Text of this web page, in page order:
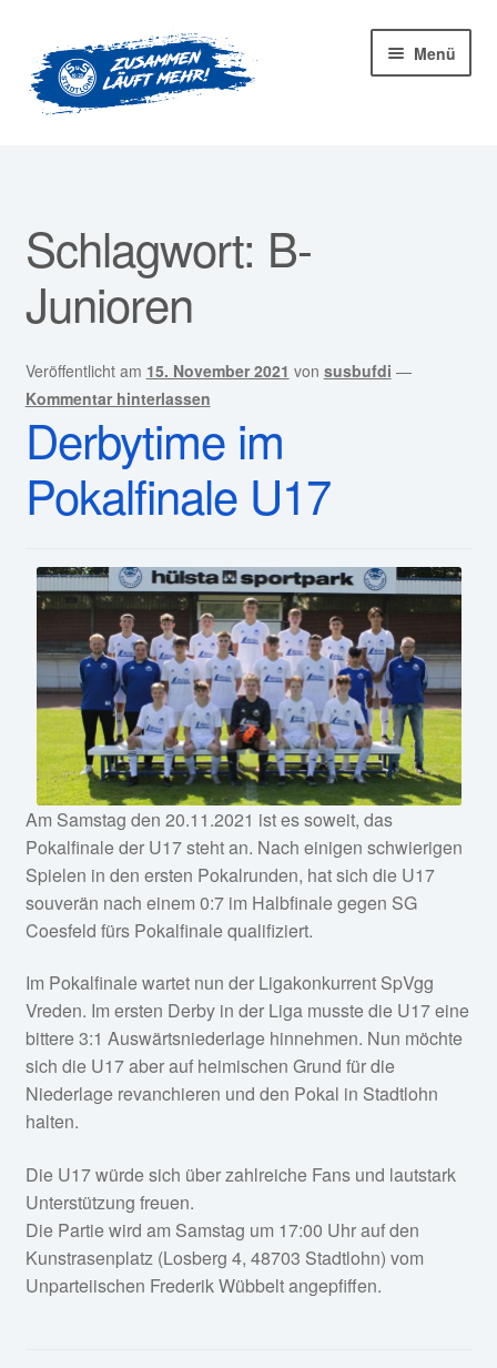
Navigation
springen
Zum
Inhalt
springen
Menü
Unser Verein
Abteilungen
Kurse
Sponsoren
Service
Schlagwort: B-
Junioren
Veröffentlicht am 15. November 2021 von susbufdi —
Kommentar hinterlassen
Derbytime im
Pokalfinale U17
Am Samstag den 20.11.2021 ist es soweit, das
Pokalfinale der U17 steht an. Nach einigen schwierigen
Spielen in den ersten Pokalrunden, hat sich die U17
souverän nach einem 0:7 im Halbfinale gegen SG
Coesfeld fürs Pokalfinale qualifiziert.
Im Pokalfinale wartet nun der Ligakonkurrent SpVgg
Vreden. Im ersten Derby in der Liga musste die U17 eine
bittere 3:1 Auswärtsniederlage hinnehmen. Nun möchte
sich die U17 aber auf heimischen Grund für die
Niederlage revanchieren und den Pokal in Stadtlohn
halten.
Die U17 würde sich über zahlreiche Fans und lautstark
Unterstützung freuen.
Die Partie wird am Samstag um 17:00 Uhr auf den
Kunstrasenplatz (Losberg 4, 48703 Stadtlohn) vom
Unparteiischen Frederik Wübbelt angepfiffen.